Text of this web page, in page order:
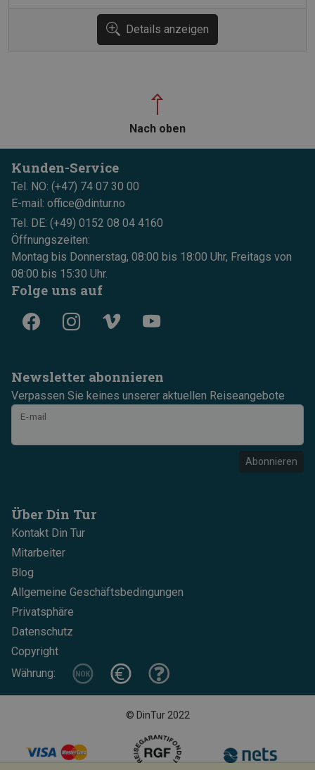
Details anzeigen
Nach oben
Kunden-Service
Tel. NO: (+47) 74 07 30 00
E-mail: office@dintur.no
Tel. DE: (+49) 0152 08 04 4160
Öffnungszeiten:
Montag bis Donnerstag, 08:00 bis 18:00 Uhr, Freitags von
08:00 bis 15:30 Uhr.
Folge uns auf
Newsletter abonnieren
Verpassen Sie keines unserer aktuellen Reiseangebote
E-mail
Abonnieren
Über Din Tur
Kontakt Din Tur
Mitarbeiter
Blog
Allgemeine Geschäftsbedingungen
Privatsphäre
Datenschutz
Copyright
Währung:
© DinTur 2022